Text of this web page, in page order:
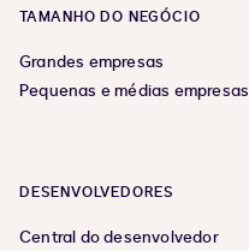
TAMANHO DO NEGÓCIO
Grandes empresas
Pequenas e médias empresas
DESENVOLVEDORES
Central do desenvolvedor